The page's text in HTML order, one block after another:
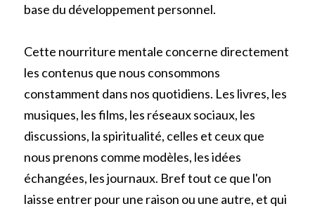
base du développement personnel.
Cette nourriture mentale concerne directement
les contenus que nous consommons
constamment dans nos quotidiens. Les livres, les
musiques, les films, les réseaux sociaux, les
discussions, la spiritualité, celles et ceux que
nous prenons comme modèles, les idées
échangées, les journaux. Bref tout ce que l'on
laisse entrer pour une raison ou une autre, et qui